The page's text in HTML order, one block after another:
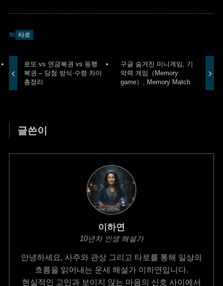
타로
로또 vs 연금복권 vs 동행
복권 – 당첨 방식·수령 차이
총정리
구글 숨겨진 미니게임, 기
억력 게임（Memory
game）, Memory Match
글쓴이
이하연
10년차 인생 해설가
안녕하세요, 사주와 관상 그리고 타로를 통해 일상의
흐름을 읽어내는 운세 해설가 이하연입니다.
현실적인 고민과 보이지 않는 마음의 신호 사이에서